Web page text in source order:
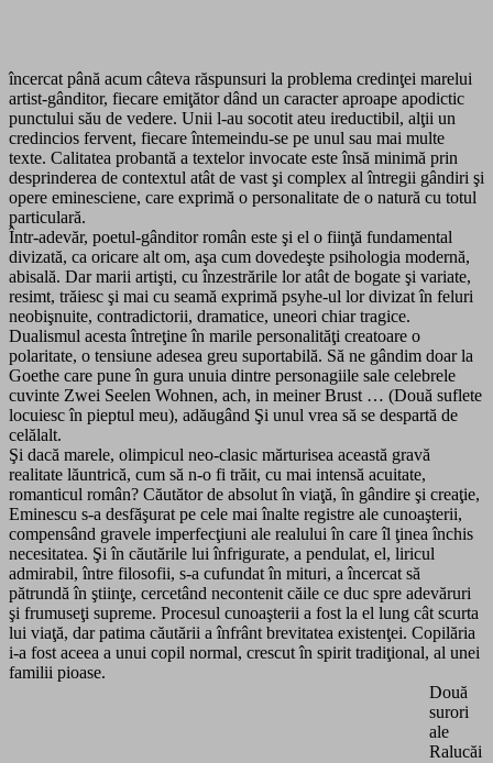
încercat până acum câteva răspunsuri la problema credinţei marelui
artist-gânditor, fiecare emiţător dând un caracter aproape apodictic
punctului său de vedere. Unii l-au socotit ateu ireductibil, alţii un
credincios fervent, fiecare întemeindu-se pe unul sau mai multe
texte. Calitatea probantă a textelor invocate este însă minimă prin
desprinderea de contextul atât de vast şi complex al întregii gândiri şi
opere eminesciene, care exprimă o personalitate de o natură cu totul
particulară.
Într-adevăr, poetul-gânditor român este şi el o fiinţă fundamental
divizată, ca oricare alt om, aşa cum dovedeşte psihologia modernă,
abisală. Dar marii artişti, cu înzestrările lor atât de bogate şi variate,
resimt, trăiesc şi mai cu seamă exprimă psyhe-ul lor divizat în feluri
neobişnuite, contradictorii, dramatice, uneori chiar tragice.
Dualismul acesta întreţine în marile personalităţi creatoare o
polaritate, o tensiune adesea greu suportabilă. Să ne gândim doar la
Goethe care pune în gura unuia dintre personagiile sale celebrele
cuvinte Zwei Seelen Wohnen, ach, in meiner Brust … (Două suflete
locuiesc în pieptul meu), adăugând Şi unul vrea să se despartă de
celălalt.
Şi dacă marele, olimpicul neo-clasic mărturisea această gravă
realitate lăuntrică, cum să n-o fi trăit, cu mai intensă acuitate,
romanticul român? Căutător de absolut în viaţă, în gândire şi creaţie,
Eminescu s-a desfăşurat pe cele mai înalte registre ale cunoaşterii,
compensând gravele imperfecţiuni ale realului în care îl ţinea închis
necesitatea. Şi în căutările lui înfrigurate, a pendulat, el, liricul
admirabil, între filosofii, s-a cufundat în mituri, a încercat să
pătrundă în ştiinţe, cercetând necontenit căile ce duc spre adevăruri
şi frumuseţi supreme. Procesul cunoaşterii a fost la el lung cât scurta
lui viaţă, dar patima căutării a înfrânt brevitatea existenţei. Copilăria
i-a fost aceea a unui copil normal, crescut în spirit tradiţional, al unei
familii pioase.
Două
surori
ale
Ralucăi